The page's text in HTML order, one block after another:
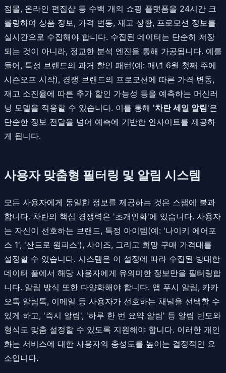
점몰, 온라인 편집샵 등 수백 개의 쇼핑 플랫폼을 24시간 크
롤링하여 상품 정보, 가격 변동, 재고 상황, 프로모션 정보를
실시간으로 수집해야 합니다. 수집된 데이터는 단순히 저장
되는 것이 아니라, 정교한 분석 엔진을 통해 가공됩니다. 예를
들어, 특정 브랜드의 과거 할인 패턴(예: 매년 6월 첫째 주에
시즌오프 시작), 경쟁 브랜드의 프로모션에 따른 가격 변동,
재고 소진율에 따른 추가 할인 가능성 등을 예측하는 머신러
닝 모델을 적용할 수 있습니다. 이를 통해 '차란 세일 알림'은
단순한 정보 전달을 넘어 예측에 기반한 인사이트를 제공하
게 됩니다.
사용자 맞춤형 필터링 및 알림 시스템
모든 사용자에게 동일한 정보를 제공하는 것은 스팸에 불과
합니다. 차란의 핵심 경쟁력은 '초개인화'에 있습니다. 사용자
는 자신이 선호하는 브랜드, 특정 아이템(예: '나이키 에어포
스 1', '산드로 원피스'), 사이즈, 그리고 희망 구매 가격대를
설정할 수 있습니다. 시스템은 이 설정에 따라 수집된 방대한
데이터 풀에서 해당 사용자에게 유의미한 정보만을 필터링합
니다. 알림 방식 또한 다양화해야 합니다. 앱 푸시 알림, 카카
오톡 알림톡, 이메일 등 사용자가 선호하는 채널을 선택할 수
있게 하고, '즉시 알림', '하루 한 번 요약 알림' 등 알림 빈도와
형식도 맞춤 설정할 수 있도록 지원해야 합니다. 이러한 개인
화는 서비스에 대한 사용자의 충성도를 높이는 결정적인 요
소입니다.